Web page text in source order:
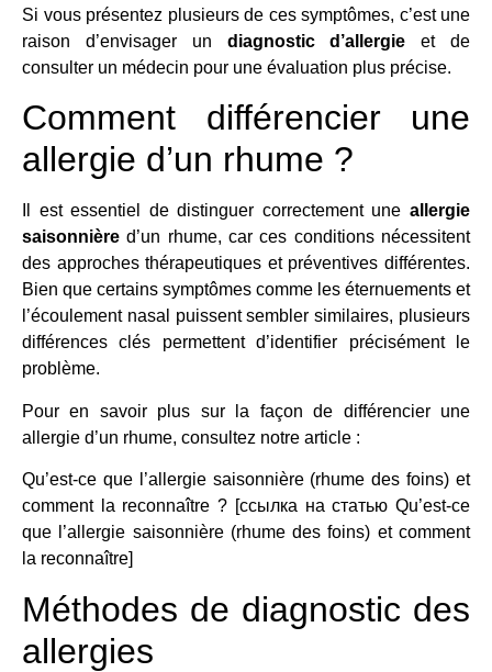
Si vous présentez plusieurs de ces symptômes, c’est une
raison d’envisager un diagnostic d’allergie et de
consulter un médecin pour une évaluation plus précise.
Comment différencier une
allergie d’un rhume ?
Il est essentiel de distinguer correctement une allergie
saisonnière d’un rhume, car ces conditions nécessitent
des approches thérapeutiques et préventives différentes.
Bien que certains symptômes comme les éternuements et
l’écoulement nasal puissent sembler similaires, plusieurs
différences clés permettent d’identifier précisément le
problème.
Pour en savoir plus sur la façon de différencier une
allergie d’un rhume, consultez notre article :
Qu’est-ce que l’allergie saisonnière (rhume des foins) et
comment la reconnaître ? [ссылка на статью Qu’est-ce
que l’allergie saisonnière (rhume des foins) et comment
la reconnaître]
Méthodes de diagnostic des
allergies